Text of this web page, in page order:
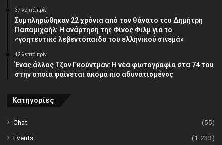
37 λεπτά πρίν
Συμπληρώθηκαν 22 χρόνια από τον θάνατο του Δημήτρη
Παπαμιχαήλ: Η ανάρτηση της Φίνος Φιλμ για το
«γοητευτικό λεβεντόπαιδο του ελληνικού σινεμά»
42 λεπτά πρίν
Ένας άλλος Τζον Γκούντμαν: H νέα φωτογραφία στα 74 του
στην οποία φαίνεται ακόμα πιο αδυνατισμένος
Κατηγορίες
Chat
(55)
Events
(1.233)